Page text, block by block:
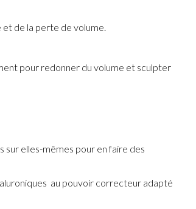
et de la perte de volume.
pour redonner du volume et sculpter
sur elles-mêmes pour en faire des
au pouvoir correcteur adapté